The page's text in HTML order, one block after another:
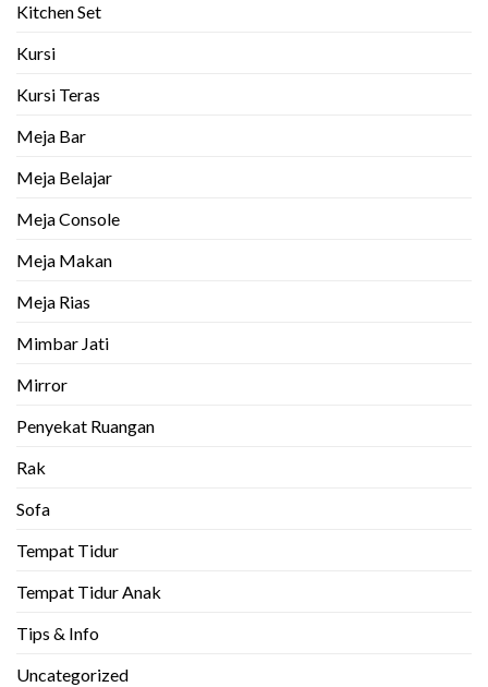
Kitchen Set
Kursi
Kursi Teras
Meja Bar
Meja Belajar
Meja Console
Meja Makan
Meja Rias
Mimbar Jati
Mirror
Penyekat Ruangan
Rak
Sofa
Tempat Tidur
Tempat Tidur Anak
Tips & Info
Uncategorized